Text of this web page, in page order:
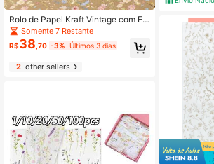
Rolo de Papel Kraft Vintage com Est
ampa de Flores Silvestres, Papel de
Embrulho para Presentes com Esta
mpa Floral Elegante em Aquarela, 4
rio, Casamento, Embrulho de Prese
Somente 7 Restante
R$38 ,70 -3% Últimos 3 dias
2other sellers